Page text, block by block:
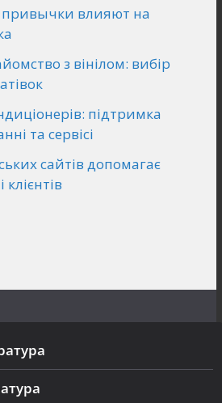
влияют на
з вінілом: вибір
підтримка
та сервісі
сайтів допомагає